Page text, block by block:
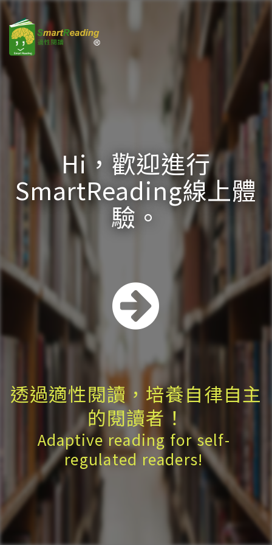
Hi，歡迎進行
SmartReading線上體
驗。
透過適性閱讀，培養自律自主
的閱讀者！
Adaptive reading for self-
regulated readers!